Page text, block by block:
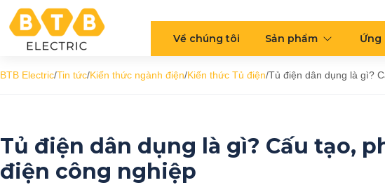
Về chúng tôi Sản phẩm Ứng
BTB Electric/Tin tức/Kiến thức ngành điện/Kiến thức Tủ điện/Tủ điện dân dụng là gì?
Tủ điện dân dụng là gì? Cấu tạo,
điện công nghiệp